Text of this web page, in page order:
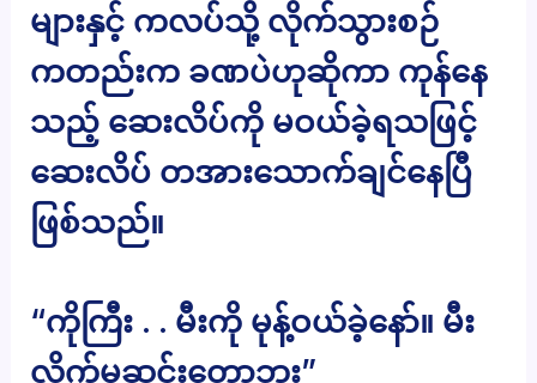
များနှင့် ကလပ်သို့ လိုက်သွားစဉ်
ကတည်းက ခဏပဲဟုဆိုကာ ကုန်နေ
သည့် ဆေးလိပ်ကို မဝယ်ခဲ့ရသဖြင့်
ဆေးလိပ် တအားသောက်ချင်နေပြီ
ဖြစ်သည်။
“ကိုကြီး . . မီးကို မုန့်ဝယ်ခဲ့နော်။ မီး
လိုက်မဆင်းတော့ဘူး”